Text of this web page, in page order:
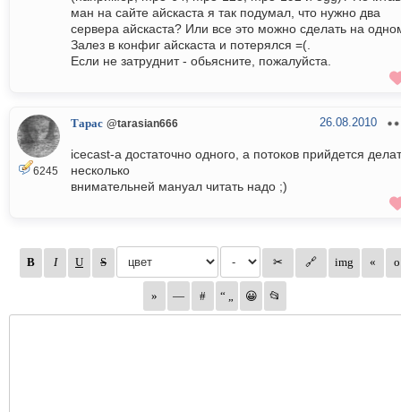
ман на сайте айскаста я так подумал, что нужно два
сервера айскаста? Или все это можно сделать на
Залез в конфиг айскаста и потерялся =(.
Если не затруднит - обьясните, пожалуйста.
6245
Тарас @tarasian666 26.08.2010
icecast-а достаточно одного, а потоков прийдется
несколько
внимательней мануал читать надо ;)